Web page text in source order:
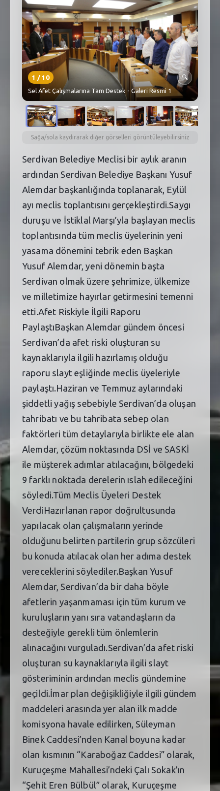
1 /10
🔍
Sel Afet Çalışmalarına Tam Destek - Galeri Resmi 1
Sağa/sola kaydırarak diğer görselleri görüntüleyebilirsiniz
Serdivan Belediye Meclisi bir aylık aranın
ardından Serdivan Belediye Başkanı Yusuf
Alemdar başkanlığında toplanarak, Eylül
ayı meclis toplantısını gerçekleştirdi.Saygı
duruşu ve İstiklal Marşı’yla başlayan meclis
toplantısında tüm meclis üyelerinin yeni
yasama dönemini tebrik eden Başkan
Yusuf Alemdar, yeni dönemin başta
Serdivan olmak üzere şehrimize, ülkemize
ve milletimize hayırlar getirmesini temenni
etti.Afet Riskiyle İlgili Raporu
PaylaştıBaşkan Alemdar gündem öncesi
Serdivan’da afet riski oluşturan su
kaynaklarıyla ilgili hazırlamış olduğu
raporu slayt eşliğinde meclis üyeleriyle
paylaştı.Haziran ve Temmuz aylarındaki
şiddetli yağış sebebiyle Serdivan’da oluşan
tahribatı ve bu tahribata sebep olan
faktörleri tüm detaylarıyla birlikte ele alan
Alemdar, çözüm noktasında DSİ ve SASKİ
ile müşterek adımlar atılacağını, bölgedeki
9 farklı noktada derelerin ıslah edileceğini
söyledi.Tüm Meclis Üyeleri Destek
VerdiHazırlanan rapor doğrultusunda
yapılacak olan çalışmaların yerinde
olduğunu belirten partilerin grup sözcüleri
bu konuda atılacak olan her adıma destek
vereceklerini söylediler.Başkan Yusuf
Alemdar, Serdivan’da bir daha böyle
afetlerin yaşanmaması için tüm kurum ve
kuruluşların yanı sıra vatandaşların da
desteğiyle gerekli tüm önlemlerin
alınacağını vurguladı.Serdivan’da afet riski
oluşturan su kaynaklarıyla ilgili slayt
gösteriminin ardından meclis gündemine
geçildi.İmar plan değişikliğiyle ilgili gündem
maddeleri arasında yer alan ilk madde
komisyona havale edilirken, Süleyman
Binek Caddesi’nden Kanal boyuna kadar
olan kısmının “Karaboğaz Caddesi” olarak,
Kuruçeşme Mahallesi’ndeki Çalı Sokak’ın
“Şehit Eren Bülbül” olarak, Kuruçeşme
E NÖBETÇI ECZANELER
SABSIS - AFET
TRAFIKPARK
KÜREK
PARKLAR
PAZAR YERLERI
ATIK YÖNETIM
PLANETARYUM